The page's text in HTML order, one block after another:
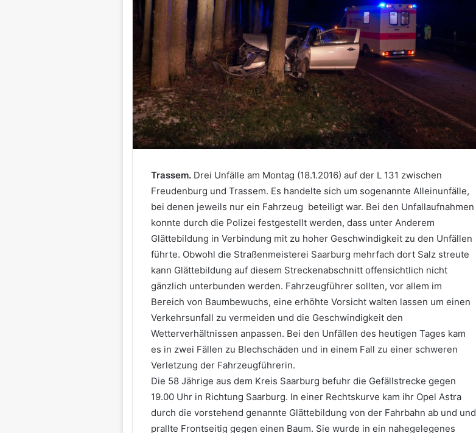
Trassem.Drei Unfälle am Montag (18.1.2016) auf der L 131 zwischen
Freudenburg und Trassem. Es handelte sich um sogenannte Alleinunfälle,
bei denen jeweils nur ein Fahrzeug beteiligt war. Bei den Unfallaufnahmen
konnte durch die Polizei festgestellt werden, dass unter Anderem
Glättebildung in Verbindung mit zu hoher Geschwindigkeit zu den Unfällen
führte. Obwohl die Straßenmeisterei Saarburg mehrfach dort Salz streute
kann Glättebildung auf diesem Streckenabschnitt offensichtlich nicht
gänzlich unterbunden werden. Fahrzeugführer sollten, vor allem im
Bereich von Baumbewuchs, eine erhöhte Vorsicht walten lassen um einen
Verkehrsunfall zu vermeiden und die Geschwindigkeit den
Wetterverhältnissen anpassen. Bei den Unfällen des heutigen Tages kam
es in zwei Fällen zu Blechschäden und in einem Fall zu einer schweren
Verletzung der Fahrzeugführerin.
Die 58 Jährige aus dem Kreis Saarburg befuhr die Gefällstrecke gegen
19.00 Uhr in Richtung Saarburg. In einer Rechtskurve kam ihr Opel Astra
durch die vorstehend genannte Glättebildung von der Fahrbahn ab und und
prallte Frontseitig gegen einen Baum. Sie wurde in ein nahegelegenes